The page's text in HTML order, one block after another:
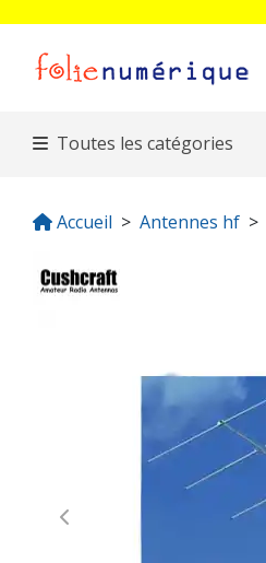
Toutes les catégories
Accueil Antennes hf
Previous